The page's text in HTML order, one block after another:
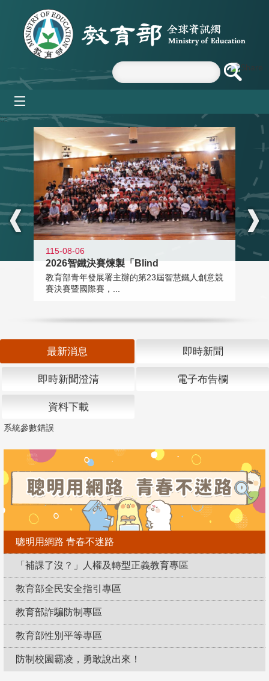
跳到主要內容區塊
:::
115-08-06
2026智鐵決賽煉製「Blind
教育部青年發展署主辦的第23屆智慧鐵人創意競
賽決賽暨國際賽，...
最新消息 即時新聞
即時新聞澄清 電子布告欄
資料下載
系統參數錯誤
聰明用網路 青春不迷路
「補課了沒？」人權及轉型正義教育專區
教育部全民安全指引專區
教育部詐騙防制專區
教育部性別平等專區
防制校園霸凌，勇敢說出來！